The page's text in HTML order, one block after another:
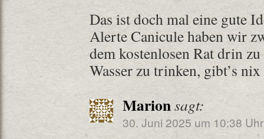
Das ist doch mal eine gute
Alerte Canicule haben wir
dem kostenlosen Rat drin
Wasser zu trinken, gibt’s
Marionsagt:
30. Juni 2025 um 10:38 Uhr